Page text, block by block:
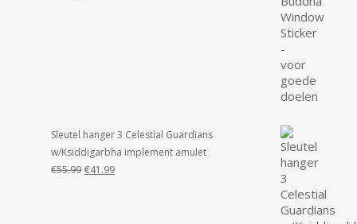
Sleutel hanger 3 Celestial Guardians
w/Ksiddigarbha implement amulet
€55.99 Oorspronkelijke
€41.99Huidige